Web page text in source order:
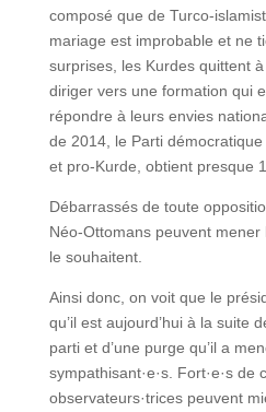
composé que de Turco-
mariage est improbable et ne
surprises, les Kurdes quittent
diriger vers une formation qui
répondre à leurs envies
de 2014, le Parti
et pro-Kurde, obtient presque
Débarrassés de toute
Néo-Ottomans peuvent
le souhaitent.
Ainsi donc, on voit que le
qu’il est aujourd’hui à la suite
parti et d’une purge qu’il a
sympathisant·e·s. Fort·e·s de
observateurs·trices peuvent